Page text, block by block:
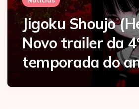
Jigoku Shoujo
Novo trailer da
temporada do